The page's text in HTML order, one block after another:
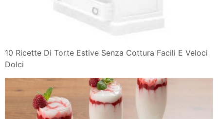
10 Ricette Di Torte Estive Senza Cottura Facili E Veloci
Dolci